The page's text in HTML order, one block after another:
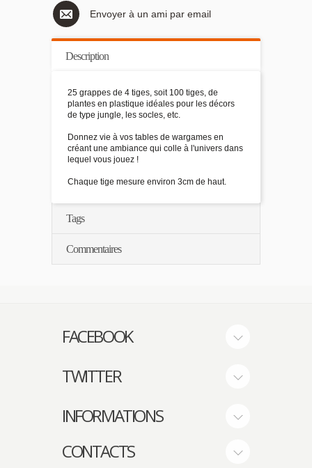
Envoyer à un ami par email
Description
25 grappes de 4 tiges, soit 100 tiges, de
plantes en plastique idéales pour les décors
de type jungle, les socles, etc.
Donnez vie à vos tables de wargames en
créant une ambiance qui colle à l'univers dans
lequel vous jouez !
Chaque tige mesure environ 3cm de haut.
Tags
Commentaires
FACEBOOK
TWITTER
INFORMATIONS
CONTACTS